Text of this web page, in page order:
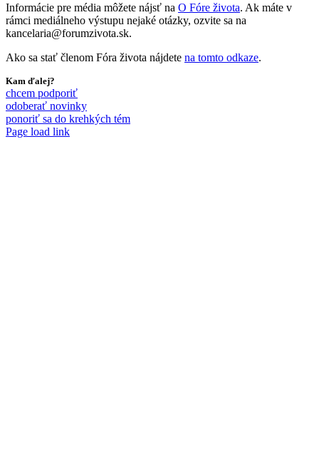
Informácie pre média môžete nájsť na O Fóre života. Ak máte v
rámci mediálneho výstupu nejaké otázky, ozvite sa na
kancelaria@forumzivota.sk.
Ako sa stať členom Fóra života nájdete na tomto odkaze.
Kam ďalej?
chcem podporiť
odoberať novinky
ponoriť sa do krehkých tém
Page load link